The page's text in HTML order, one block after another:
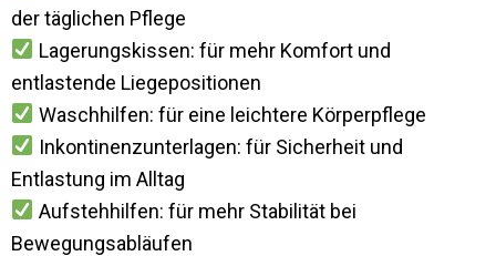
der täglichen Pflege
Lagerungskissen: für mehr Komfort und
entlastende Liegepositionen
Waschhilfen: für eine leichtere Körperpflege
Inkontinenzunterlagen: für Sicherheit und
Entlastung im Alltag
Aufstehhilfen: für mehr Stabilität bei
Bewegungsabläufen